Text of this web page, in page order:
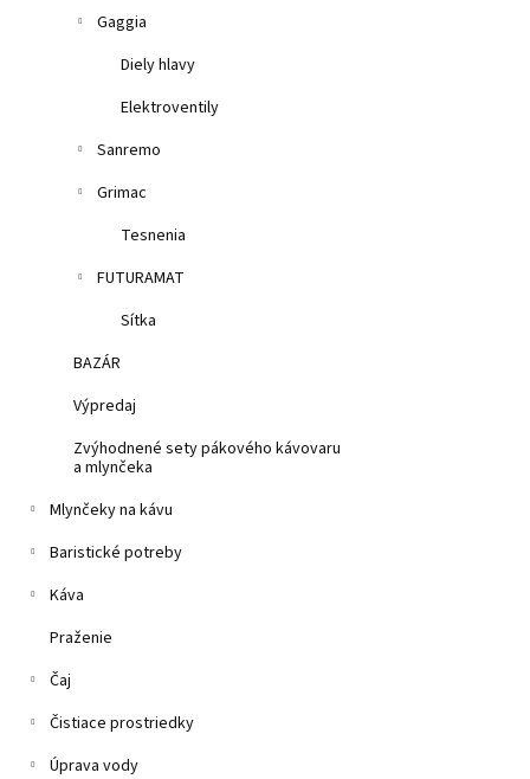
Gaggia
Diely hlavy
Elektroventily
Sanremo
Grimac
Tesnenia
FUTURAMAT
Sítka
BAZÁR
Výpredaj
Zvýhodnené sety pákového kávovaru
a mlynčeka
Mlynčeky na kávu
Baristické potreby
Káva
Praženie
Čaj
Čistiace prostriedky
Úprava vody